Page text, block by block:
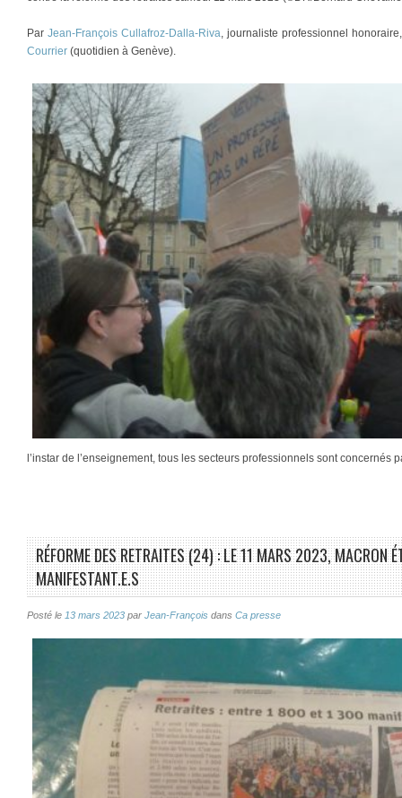
Par Jean-François Cullafroz-Dalla-Riva, journaliste professionnel
Courrier (quotidien à Genève).
l’instar de l’enseignement, tous les secteurs professionnels sont concernés
RÉFORME DES RETRAITES (24) : LE 11 MARS 2023, MACRON
MANIFESTANT.E.S
Posté le 13 mars 2023 par Jean-François dans Ca presse